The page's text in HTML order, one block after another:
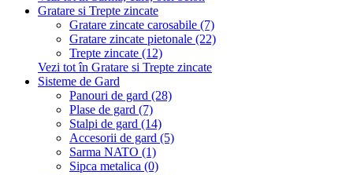
Gratare si Trepte zincate
Gratare zincate carosabile (7)
Gratare zincate pietonale (22)
Trepte zincate (12)
Vezi tot în Gratare si Trepte zincate
Sisteme de Gard
Panouri de gard (28)
Plase de gard (7)
Stalpi de gard (14)
Accesorii de gard (5)
Sarma NATO (1)
Sipca metalica (0)